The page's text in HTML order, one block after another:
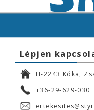
Lépjen
H-2243 Kóka,
+36-29-629-030